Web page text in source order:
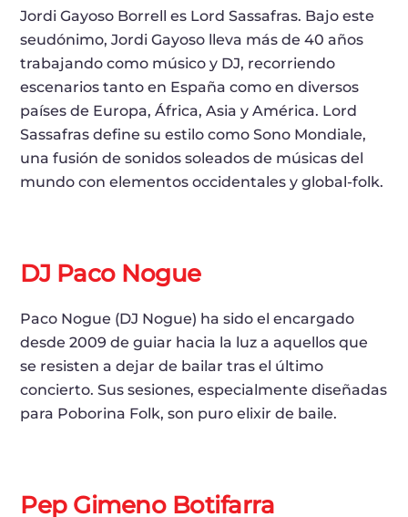
Jordi Gayoso Borrell es Lord Sassafras. Bajo este
seudónimo, Jordi Gayoso lleva más de 40 años
trabajando como músico y DJ, recorriendo
escenarios tanto en España como en diversos
países de Europa, África, Asia y América. Lord
Sassafras define su estilo como Sono Mondiale,
una fusión de sonidos soleados de músicas del
mundo con elementos occidentales y global-folk.
DJ Paco Nogue
Paco Nogue (DJ Nogue) ha sido el encargado
desde 2009 de guiar hacia la luz a aquellos que
se resisten a dejar de bailar tras el último
concierto. Sus sesiones, especialmente diseñadas
para Poborina Folk, son puro elixir de baile.
Pep Gimeno Botifarra